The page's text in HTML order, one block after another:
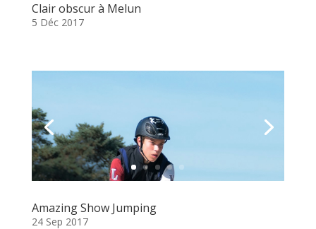
Clair obscur à Melun
5 Déc 2017
Amazing Show Jumping
24 Sep 2017